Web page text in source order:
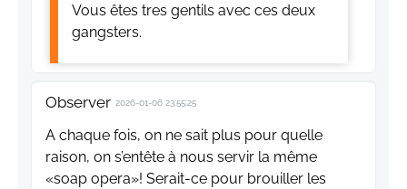
Vous êtes tres gentils avec ces deux
gangsters.
Observer 2026-01-06 23:55:25
A chaque fois, on ne sait plus pour quelle
raison, on s’entête à nous servir la même
«soap opera»! Serait-ce pour brouiller les